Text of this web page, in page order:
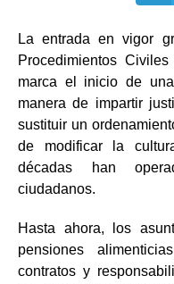
La entrada en vigor
Procedimientos
marca el inicio de
manera de impartir
sustituir un
de modificar la
décadas han
ciudadanos.
Hasta ahora, los
pensiones
contratos y